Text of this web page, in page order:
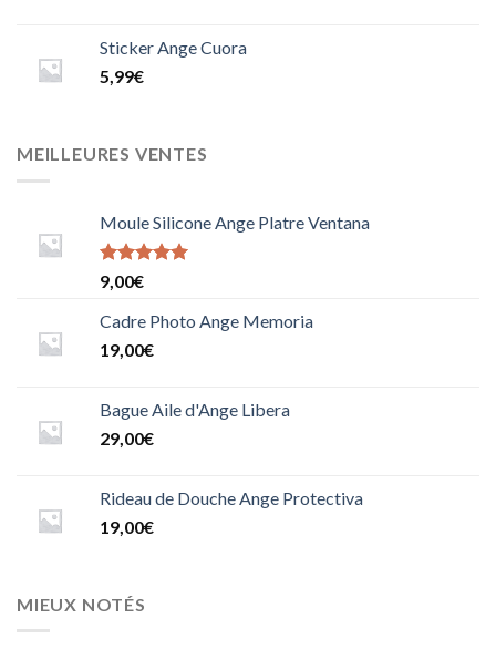
Sticker Ange Cuora
5,99€
MEILLEURES VENTES
Moule Silicone Ange Platre Ventana
Note
5.0000000000000000
sur 5
9,00€
Cadre Photo Ange Memoria
19,00€
Bague Aile d'Ange Libera
29,00€
Rideau de Douche Ange Protectiva
19,00€
MIEUX NOTÉS